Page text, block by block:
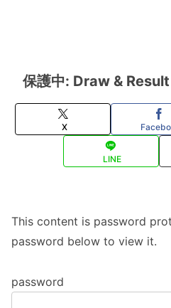
保護中: Draw & Result
X
LINE
This content is password
password below to view it.
password